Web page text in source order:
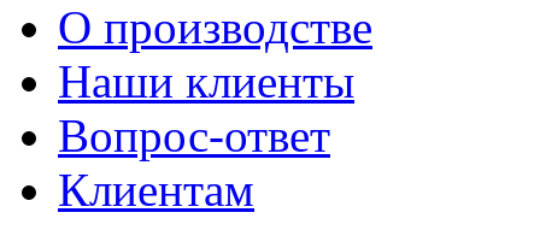
О производстве
Наши клиенты
Вопрос-ответ
Клиентам